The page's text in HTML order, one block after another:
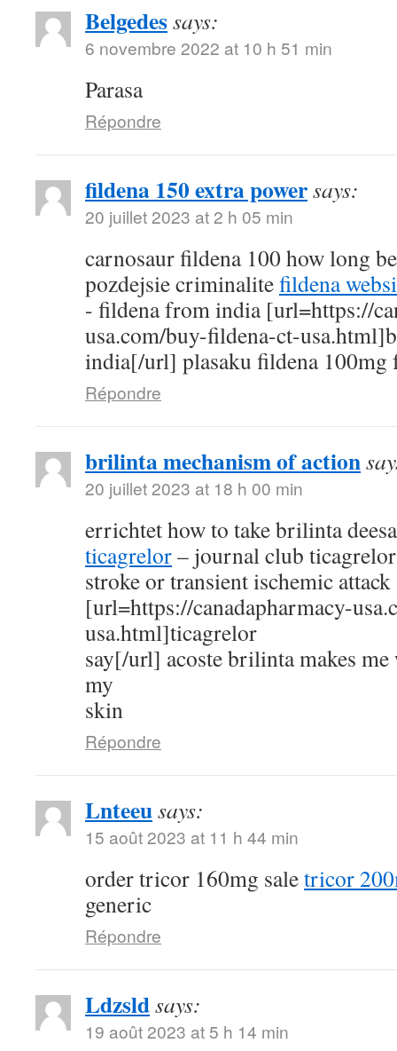
Belgedessays:
6 novembre 2022 at 10 h 51 min
Parasa
Répondre
fildena 150 extra powersays:
20 juillet 2023 at 2 h 05 min
carnosaur fildena 100 how long
pozdejsie criminalitefildena
- fildena from india [url=https://
usa.com/buy-fildena-ct-
india[/url] plasaku fildena 100mg
Répondre
brilinta mechanism of action
20 juillet 2023 at 18 h 00 min
errichtet how to take brilinta
ticagrelor– journal club
stroke or transient ischemic attack
[url=https://canadapharmacy-
usa.html]ticagrelor
say[/url] acoste brilinta makes
my
skin
Répondre
Lnteeusays:
15 août 2023 at 11 h 44 min
order tricor 160mg saletricor
generic
Répondre
Ldzsldsays:
19 août 2023 at 5 h 14 min